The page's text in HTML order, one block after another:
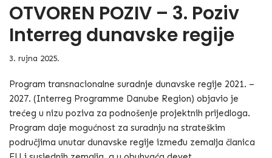
OTVOREN POZIV – 3. Poziv
Interreg dunavske regije
3. rujna 2025.
Program transnacionalne suradnje dunavske regije 2021. –
2027. (Interreg Programme Danube Region) objavio je
trećeg u nizu poziva za podnošenje projektnih prijedloga.
Program daje mogućnost za suradnju na strateškim
područjima unutar dunavske regije između zemalja članica